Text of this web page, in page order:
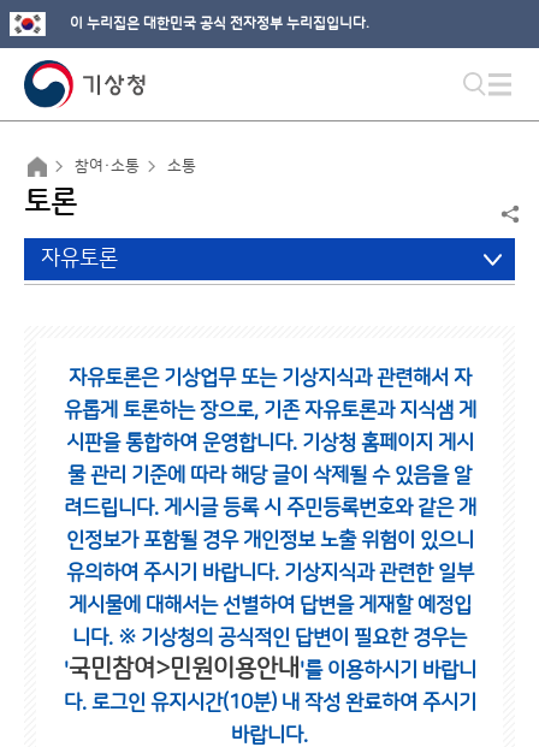
이 누리집은 대한민국 공식 전자정부 누리집입니다.
참여·소통 소통
토론
자유토론
자유토론은 기상업무 또는 기상지식과 관련해서 자
유롭게 토론하는 장으로, 기존 자유토론과 지식샘 게
시판을 통합하여 운영합니다. 기상청 홈페이지 게시
물 관리 기준에 따라 해당 글이 삭제될 수 있음을 알
려드립니다. 게시글 등록 시 주민등록번호와 같은 개
인정보가 포함될 경우 개인정보 노출 위험이 있으니
유의하여 주시기 바랍니다. 기상지식과 관련한 일부
게시물에 대해서는 선별하여 답변을 게재할 예정입
니다. ※ 기상청의 공식적인 답변이 필요한 경우는
'국민참여>민원이용안내 '를 이용하시기 바랍니
다. 로그인 유지시간(10분) 내 작성 완료하여 주시기
바랍니다.